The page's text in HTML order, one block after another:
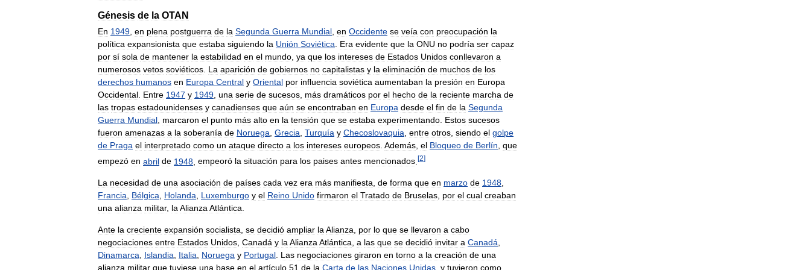
Génesis de la OTAN
En 1949 en plena postguerra de la Segunda Guerra Mundial en Occidente se veía con preocupación la
política expansionista que estaba siguiendo la Unión Soviética Era evidente que la ONU no podría ser capaz
por sí sola de mantener la estabilidad en el mundo ya que los intereses de Estados Unidos conllevaron a
numerosos vetos soviéticos La aparición de gobiernos no capitalistas y la eliminación de muchos de los
derechos humanos en Europa Central y Oriental por influencia soviética aumentaban la presión en Europa
Occidental Entre 1947 y 1949 una serie de sucesos más dramáticos por el hecho de la reciente marcha de
las tropas estadounidenses y canadienses que aún se encontraban en Europa desde el fin de la Segunda
Guerra Mundial marcaron el punto más alto en la tensión que se estaba experimentando Estos sucesos
fueron amenazas a la soberanía de Noruega Grecia Turquía y Checoslovaquia entre otros siendo el golpe
de Praga el interpretado como un ataque directo a los intereses europeos Además el Bloqueo de Berlín que
empezó en abril de 1948 empeoró la situación para los paises antes mencionados [2]
La necesidad de una asociación de países cada vez era más manifiesta, de forma que en marzo de 1948,
Francia, Bélgica, Holanda, Luxemburgo y el Reino Unido firmaron el Tratado de Bruselas, por el cual creaban
una alianza militar, laAlianzaAtlántica.
Ante la creciente expansión socialista, se decidió ampliar laAlianza, por lo que se llevaron a cabo
negociaciones entre Estados Unidos, Canadá y laAlianzaAtlántica, a las que se decidió invitar a Canadá,
Dinamarca, Islandia, Italia, Noruega y Portugal. Las negociaciones giraron en torno a la creación de una
alianza militar que tuviese una base en el artículo 51 de la Carta de las Naciones Unidas y tuvieron como